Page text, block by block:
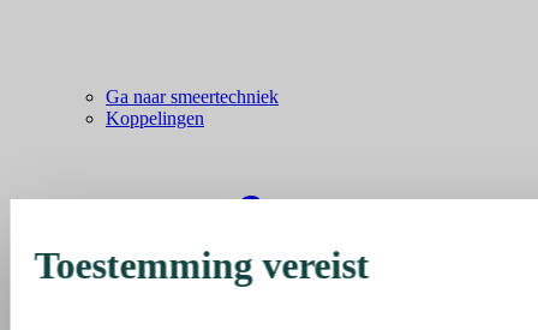
Ga naar smeertechniek
Koppelingen
Toestemming vereist